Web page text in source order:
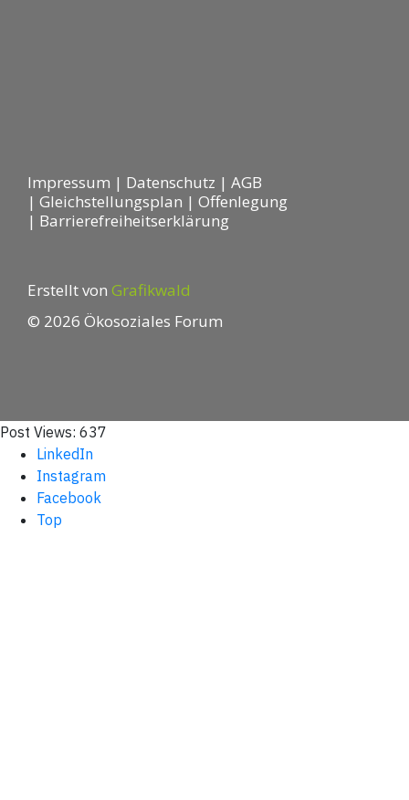
Impressum | Datenschutz | AGB
| Gleichstellungsplan | Offenlegung
| Barrierefreiheitserklärung
Erstellt von Grafikwald
© 2026 Ökosoziales Forum
Post Views: 637
LinkedIn
Instagram
Facebook
Top